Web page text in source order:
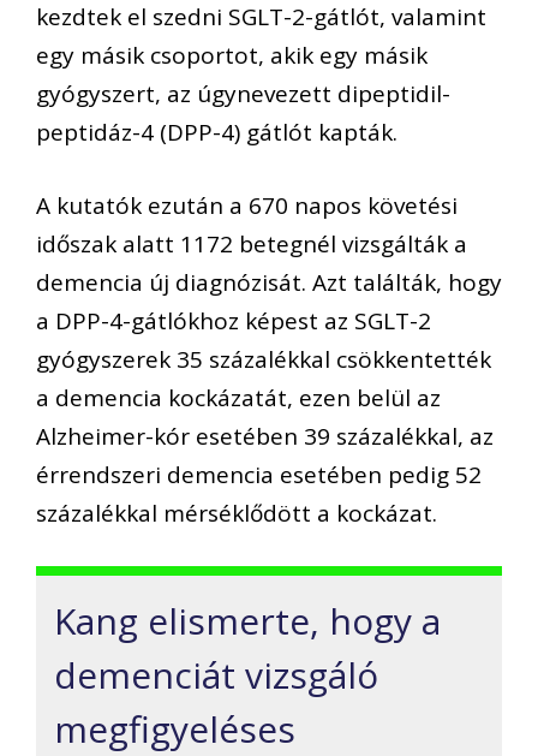
kezdtek el szedni SGLT-2-gátlót, valamint
egy másik csoportot, akik egy másik
gyógyszert, az úgynevezett dipeptidil-
peptidáz-4 (DPP-4) gátlót kapták.
A kutatók ezután a 670 napos követési
időszak alatt 1172 betegnél vizsgálták a
demencia új diagnózisát. Azt találták, hogy
a DPP-4-gátlókhoz képest az SGLT-2
gyógyszerek 35 százalékkal csökkentették
a demencia kockázatát, ezen belül az
Alzheimer-kór esetében 39 százalékkal, az
érrendszeri demencia esetében pedig 52
százalékkal mérséklődött a kockázat.
Kang elismerte, hogy a
demenciát vizsgáló
megfigyeléses